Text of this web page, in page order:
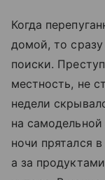
Когда
домой, то
поиски.
местность, не
недели
на
ночи прятался
а за